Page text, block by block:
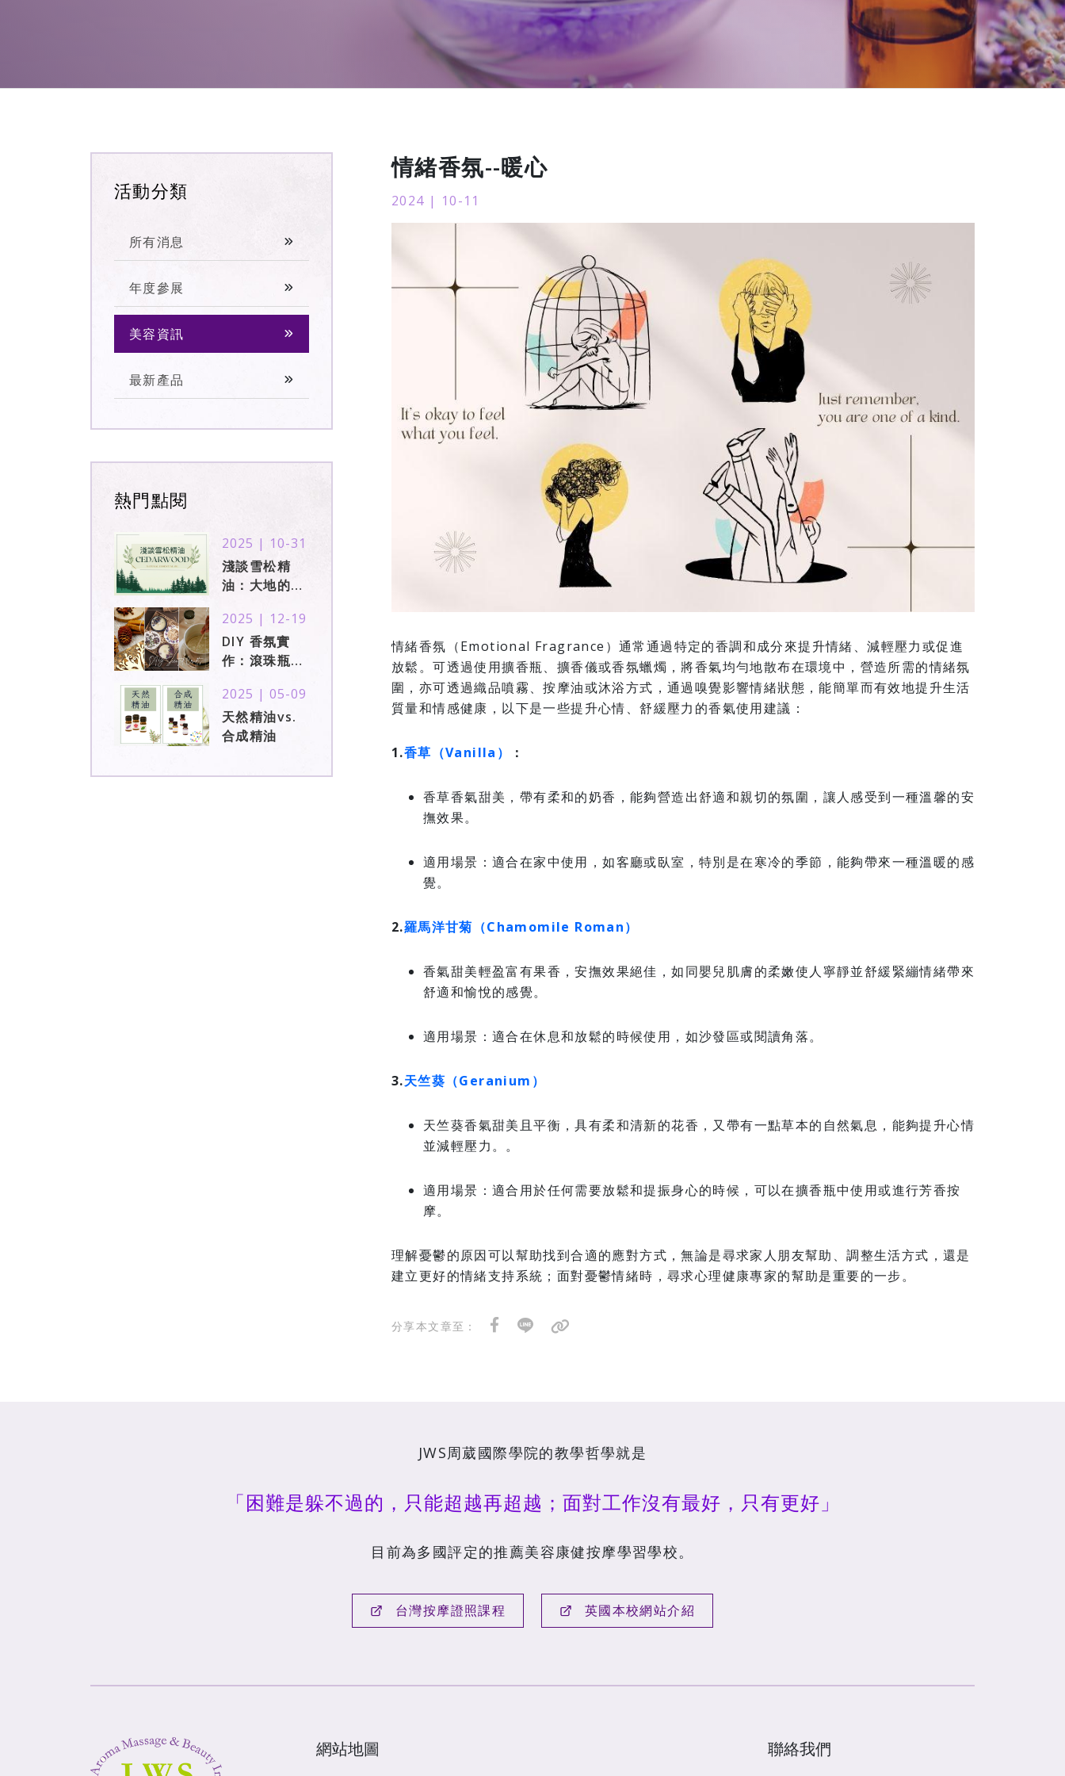
活動分類
所有消息
年度參展
美容資訊
最新產品
熱門點閱
2025 | 10-31
淺談雪松精
油：大地的沉
穩定的象徵
2025 | 12-19
DIY 香氛實
作：滾珠瓶、
燭
2025 | 05-09
天然精油vs.
合成精油
情緒香氛--暖心
2024 | 10-11
情緒香氛（Emotional Fragrance）通常通過特定的香調和成分來提升情緒、減輕壓力或促進
放鬆。可透過使用擴香瓶、擴香儀或香氛蠟燭，將香氣均勻地散布在環境中，營造所需的情緒氛
圍，亦可透過織品噴霧、按摩油或沐浴方式，通過嗅覺影響情緒狀態，能簡單而有效地提升生活
質量和情感健康，以下是一些提升心情、舒緩壓力的香氣使用建議：
1.香草（Vanilla） ：
香草香氣甜美，帶有柔和的奶香，能夠營造出舒適和親切的氛圍，讓人感受到一種溫馨的安
撫效果。
適用場景：適合在家中使用，如客廳或臥室，特別是在寒冷的季節，能夠帶來一種溫暖的感
覺。
2.羅馬洋甘菊（Chamomile Roman）
香氣甜美輕盈富有果香，安撫效果絕佳，如同嬰兒肌膚的柔嫩使人寧靜並舒緩緊繃情緒帶來
舒適和愉悅的感覺。
適用場景：適合在休息和放鬆的時候使用，如沙發區或閱讀角落。
3.天竺葵（Geranium）
天竺葵香氣甜美且平衡，具有柔和清新的花香，又帶有一點草本的自然氣息，能夠提升心情
並減輕壓力。。
適用場景：適合用於任何需要放鬆和提振身心的時候，可以在擴香瓶中使用或進行芳香按
摩。
理解憂鬱的原因可以幫助找到合適的應對方式，無論是尋求家人朋友幫助、調整生活方式，還是
建立更好的情緒支持系統；面對憂鬱情緒時，尋求心理健康專家的幫助是重要的一步。
分享本文章至：
JWS周葳國際學院的教學哲學就是
「困難是躲不過的，只能超越再超越；面對工作沒有最好，只有更好」
目前為多國評定的推薦美容康健按摩學習學校。
台灣按摩證照課程 英國本校網站介紹
網站地圖 聯絡我們